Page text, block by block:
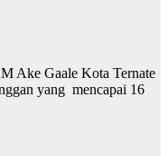
Ake Gaale Kota Ternate
yang mencapai 16